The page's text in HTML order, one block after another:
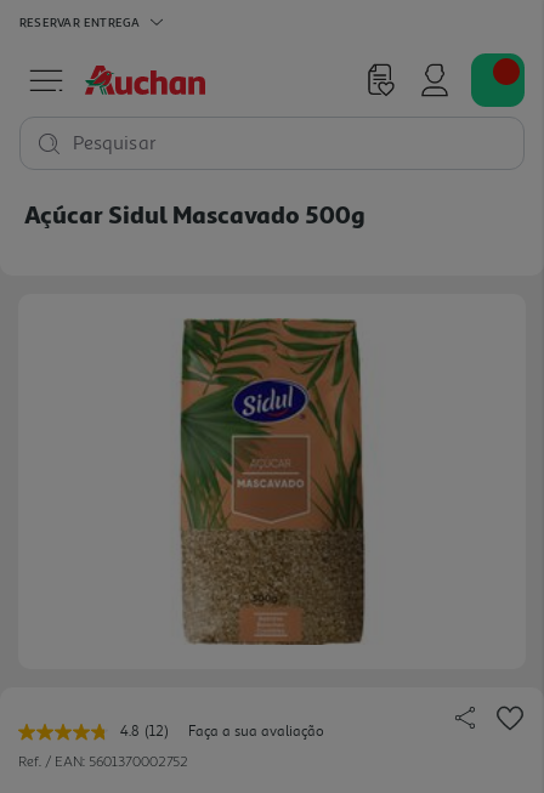
RESERVAR ENTREGA
Pesquisar
Açúcar Sidul Mascavado 500g
4.8 Leu
12
(12)
Faça a sua avaliação
Ref. / EAN: 5601370002752